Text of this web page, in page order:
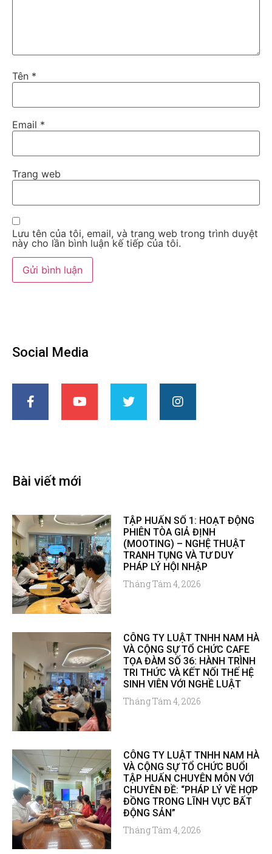
Tên *
Email *
Trang web
Lưu tên của tôi, email, và trang web trong trình duyệt
này cho lần bình luận kế tiếp của tôi.
Social Media
Bài viết mới
TẬP HUẤN SỐ 1: HOẠT ĐỘNG
PHIÊN TÒA GIẢ ĐỊNH
(MOOTING) – NGHỆ THUẬT
TRANH TỤNG VÀ TƯ DUY
PHÁP LÝ HỘI NHẬP
Tháng Tám 4, 2026
CÔNG TY LUẬT TNHH NAM HÀ
VÀ CỘNG SỰ TỔ CHỨC CAFE
TỌA ĐÀM SỐ 36: HÀNH TRÌNH
TRI THỨC VÀ KẾT NỐI THẾ HỆ
SINH VIÊN VỚI NGHỀ LUẬT
Tháng Tám 4, 2026
CÔNG TY LUẬT TNHH NAM HÀ
VÀ CỘNG SỰ TỔ CHỨC BUỔI
TẬP HUẤN CHUYÊN MÔN VỚI
CHUYÊN ĐỀ: “PHÁP LÝ VỀ HỢP
ĐỒNG TRONG LĨNH VỰC BẤT
ĐỘNG SẢN”
Tháng Tám 4, 2026